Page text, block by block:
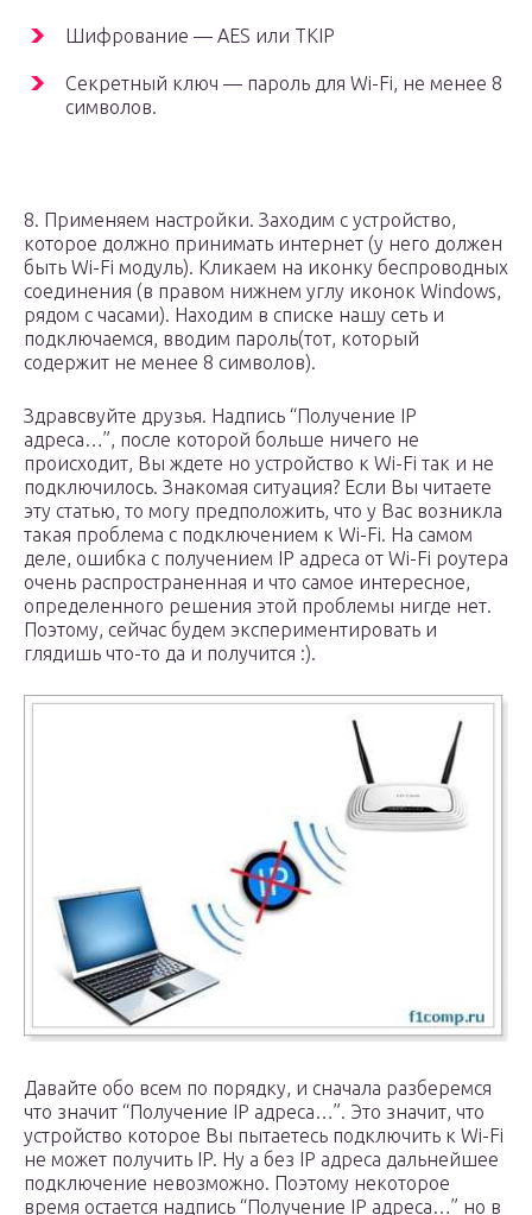
Шифрование — AES или TKIP
Секретный ключ — пароль для Wi-Fi, не менее 8
символов.
8. Применяем настройки. Заходим с устройство,
которое должно принимать интернет (у него должен
быть Wi-Fi модуль). Кликаем на иконку беспроводных
соединения (в правом нижнем углу иконок Windows,
рядом с часами). Находим в списке нашу сеть и
подключаемся, вводим пароль(тот, который
содержит не менее 8 символов).
Здравсвуйте друзья. Надпись “Получение IP
адреса…”, после которой больше ничего не
происходит, Вы ждете но устройство к Wi-Fi так и не
подключилось. Знакомая ситуация? Если Вы читаете
эту статью, то могу предположить, что у Вас возникла
такая проблема с подключением к Wi-Fi. На самом
деле, ошибка с получением IP адреса от Wi-Fi роутера
очень распространенная и что самое интересное,
определенного решения этой проблемы нигде нет.
Поэтому, сейчас будем экспериментировать и
глядишь что-то да и получится :).
Давайте обо всем по порядку, и сначала разберемся
что значит “Получение IP адреса…”. Это значит, что
устройство которое Вы пытаетесь подключить к Wi-Fi
не может получить IP. Ну а без IP адреса дальнейшее
подключение невозможно. Поэтому некоторое
время остается надпись “Получение IP адреса…” но в